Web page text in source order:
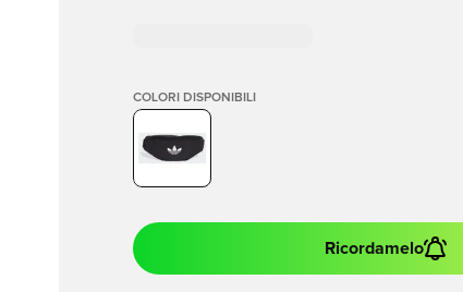
COLORI DISPONIBILI
Ricordamelo